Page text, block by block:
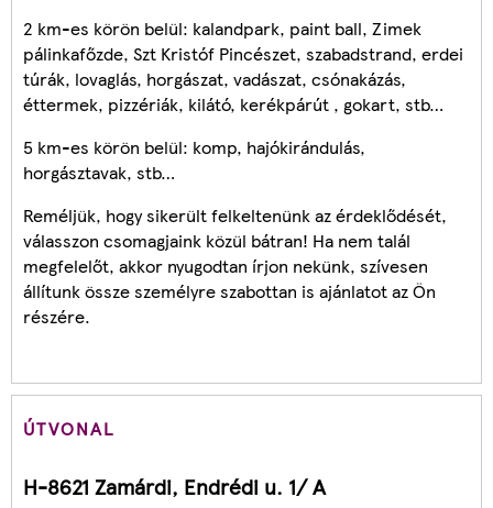
2 km-es körön belül: kalandpark, paint ball, Zimek
pálinkafőzde, Szt Kristóf Pincészet, szabadstrand, erdei
túrák, lovaglás, horgászat, vadászat, csónakázás,
éttermek, pizzériák, kilátó, kerékpárút , gokart, stb…
5 km-es körön belül: komp, hajókirándulás,
horgásztavak, stb…
Reméljük, hogy sikerült felkeltenünk az érdeklődését,
válasszon csomagjaink közül bátran! Ha nem talál
megfelelőt, akkor nyugodtan írjon nekünk, szívesen
állítunk össze személyre szabottan is ajánlatot az Ön
részére.
ÚTVONAL
H-8621 Zamárdi, Endrédi u. 1/ A